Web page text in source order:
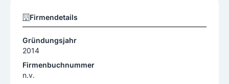
Firmendetails
Gründungsjahr
2014
Firmenbuchnummer
n.v.